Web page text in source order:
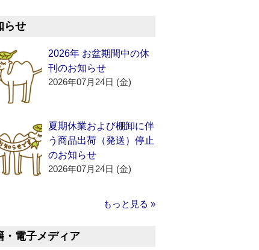
らせ
2026年 お盆期間中の休
刊のお知らせ
2026年07月24日 (金)
夏期休業および棚卸に伴
う商品出荷（発送）停止
のお知らせ
2026年07月24日 (金)
もっと見る »
・電子メディア